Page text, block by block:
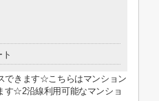
できます☆こちらはマンション
す☆2沿線利用可能なマンショ